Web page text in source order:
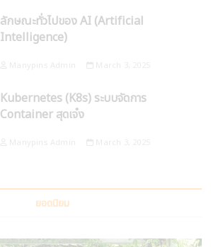
ลักษณะทั่วไปของ AI (Artificial
Intelligence)
Kubernetes (K8s) ระบบจัดการ
Container สุดเจ๋ง
ยอดนิยม